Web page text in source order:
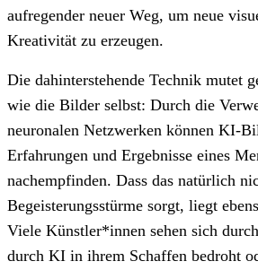
aufregender neuer Weg, um neue
Kreativität zu erzeugen.
Die dahinterstehende Technik mutet
wie die Bilder selbst: Durch die
neuronalen Netzwerken können KI-
Erfahrungen und Ergebnisse eines
nachempfinden. Dass das natürlich
Begeisterungsstürme sorgt, liegt
Viele Künstler*innen sehen sich
durch KI in ihrem Schaffen bedroht